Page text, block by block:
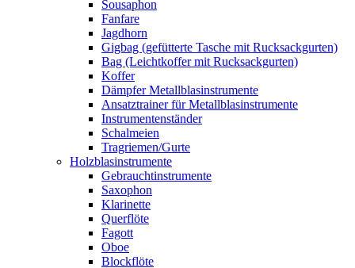
Sousaphon
Fanfare
Jagdhorn
Gigbag (gefütterte Tasche mit Rucksackgurten)
Bag (Leichtkoffer mit Rucksackgurten)
Koffer
Dämpfer Metallblasinstrumente
Ansatztrainer für Metallblasinstrumente
Instrumentenständer
Schalmeien
Tragriemen/Gurte
Holzblasinstrumente
Gebrauchtinstrumente
Saxophon
Klarinette
Querflöte
Fagott
Oboe
Blockflöte